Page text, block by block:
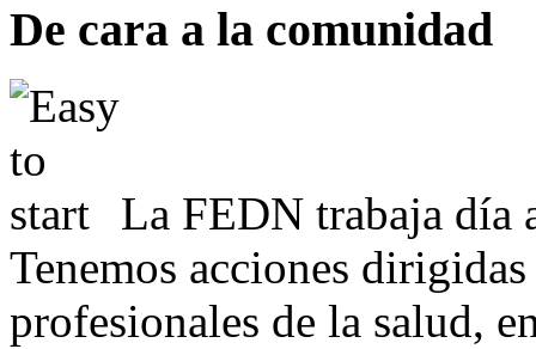
De cara a la comunidad
La FEDN trabaja día
Tenemos acciones
profesionales de la salud,